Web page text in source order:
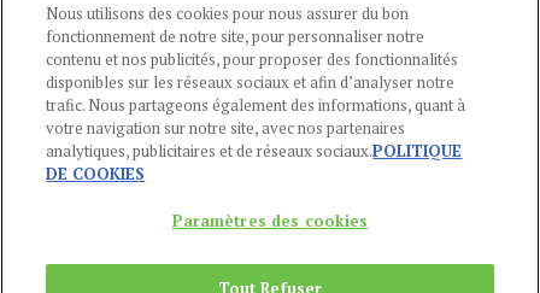
CGU-POLITIQUE DE CONFIDENTIALITÉ -POLITIQUE DES COOKIES
MENTIONS LÉGALES -AIDE
CONTACT
01 44 59 91 11
Du Lundi au Vendredi, 9h-13h et 14h-17h
Nous utilisons des cookies pour nous assurer du bon
fonctionnement de notre site, pour personnaliser notre
contenu et nos publicités, pour proposer des fonctionnalités
disponibles sur les réseaux sociaux et afin d’analyser notre
trafic. Nous partageons également des informations, quant à
votre navigation sur notre site, avec nos partenaires
analytiques, publicitaires et de réseaux sociaux.POLITIQUE
DE COOKIES
Paramètres des cookies
Tout Refuser